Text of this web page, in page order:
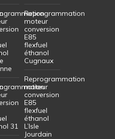
31
Reprogrammation
moteur
conversion
E85
flexfuel
éthanol
Cugnaux
Reprogrammation
moteur
conversion
E85
flexfuel
éthanol
L’Isle
Jourdain